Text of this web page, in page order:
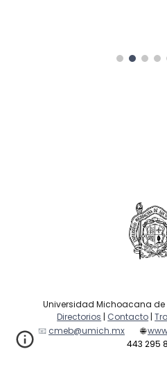
Universidad Michoacana de
Directorios | Contacto |
📧 cmeb@umich.mx 🌐
443 295